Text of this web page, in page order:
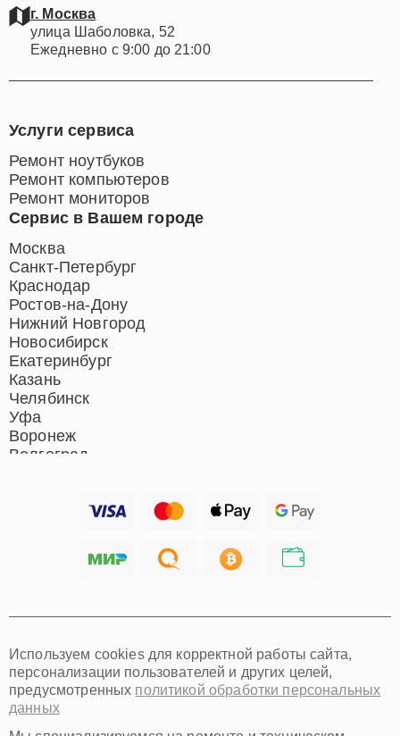
г. Москва
улица Шаболовка, 52
Ежедневно с 9:00 до 21:00
Сервис в Вашем городе
Москва
Санкт-Петербург
Краснодар
Ростов-на-Дону
Нижний Новгород
Новосибирск
Екатеринбург
Казань
Челябинск
Уфа
Воронеж
Волгоград
Хабаровск
Омск
Красноярск
Пермь
Ульяновск
Услуги сервиса
Ремонт ноутбуков
Ремонт компьютеров
Ремонт мониторов
Используем cookies для корректной работы сайта,
персонализации пользователей и других целей,
предусмотренных политикой обработки персональных
данных